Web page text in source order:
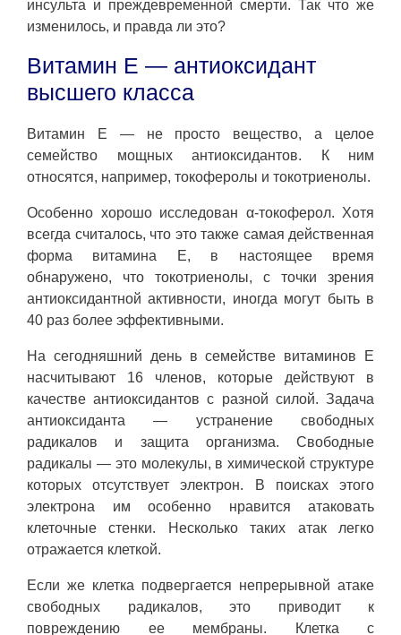
инсульта и преждевременной смерти. Так что же
изменилось, и правда ли это?
Витамин Е — антиоксидант
высшего класса
Витамин Е — не просто вещество, а целое
семейство мощных антиоксидантов. К ним
относятся, например, токоферолы и токотриенолы.
Особенно хорошо исследован α-токоферол. Хотя
всегда считалось, что это также самая действенная
форма витамина Е, в настоящее время
обнаружено, что токотриенолы, с точки зрения
антиоксидантной активности, иногда могут быть в
40 раз более эффективными.
На сегодняшний день в семействе витаминов Е
насчитывают 16 членов, которые действуют в
качестве антиоксидантов с разной силой. Задача
антиоксиданта — устранение свободных
радикалов и защита организма. Свободные
радикалы — это молекулы, в химической структуре
которых отсутствует электрон. В поисках этого
электрона им особенно нравится атаковать
клеточные стенки. Несколько таких атак легко
отражается клеткой.
Если же клетка подвергается непрерывной атаке
свободных радикалов, это приводит к
повреждению ее мембраны. Клетка с